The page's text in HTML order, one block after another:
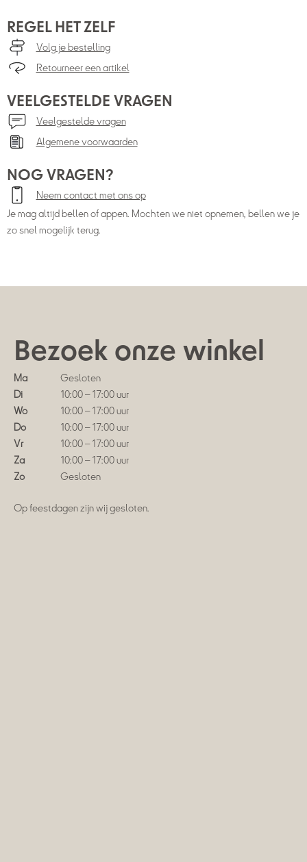
REGEL HET ZELF
Volg je bestelling
Retourneer een artikel
VEELGESTELDE VRAGEN
Veelgestelde vragen
Algemene voorwaarden
NOG VRAGEN?
Neem contact met ons op
Je mag altijd bellen of appen. Mochten we niet opnemen, bellen we je
zo snel mogelijk terug.
Bezoek onze winkel
Ma
Gesloten
Di
10:00 – 17:00 uur
Wo
10:00 – 17:00 uur
Do
10:00 – 17:00 uur
Vr
10:00 – 17:00 uur
Za
10:00 – 17:00 uur
Zo
Gesloten
Op feestdagen zijn wij gesloten.